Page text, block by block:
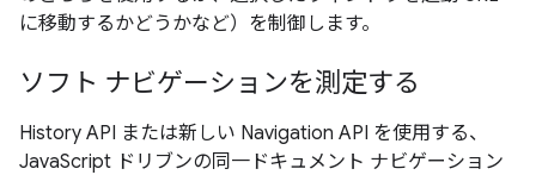
に移動するかどうかなど）を制御します。
ソフト ナビゲーションを測定する
History API または新しい Navigation API を使用する、
JavaScript ドリブンの同一ドキュメント ナビゲーション